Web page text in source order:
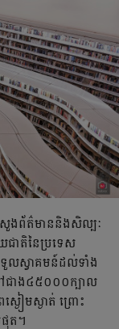
រសួងព័ត៌មាននិងសិល្បៈ​
ជាតិនៃ​ប្រទេស​
ល​ស្វាគមន៍​ដល់​ទាំង​
ៅ​ជាង​៤៥០០០ក្បាល
ងៀមស្ងាត់ ព្រោះ​
ផុត។